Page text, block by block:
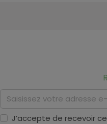
J’accepte de recevoir